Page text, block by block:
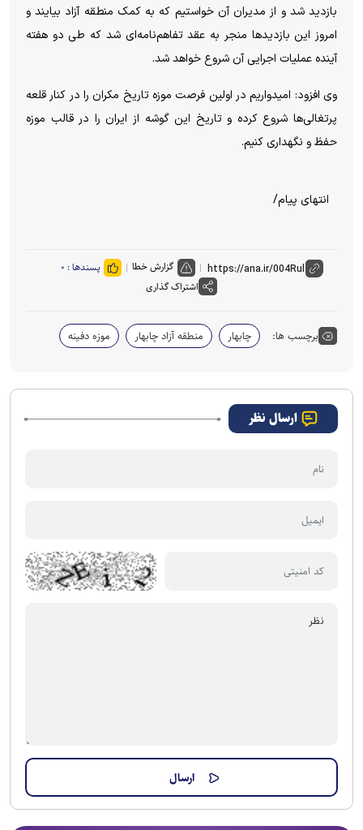
بازدید شد و از مدیران آن خواستیم که به کمک منطقه آزاد بیایند و
امروز این بازدید‌ها منجر به عقد تفاهم‌نامه‌ای شد که طی دو هفته
آینده عملیات اجرایی آن شروع خواهد شد.
وی افزود: امیدواریم در اولین فرصت موزه تاریخ مکران را در کنار قلعه
پرتغالی‌ها شروع کرده و تاریخ این گوشه از ایران را در قالب موزه
حفظ و نگهداری کنیم.
انتهای پیام/
گزارش خطا پسندها : ۰
اشتراک گذاری
برچسب ها: چابهار منطقه آزاد چابهار موزه دفینه
ارسال نظر